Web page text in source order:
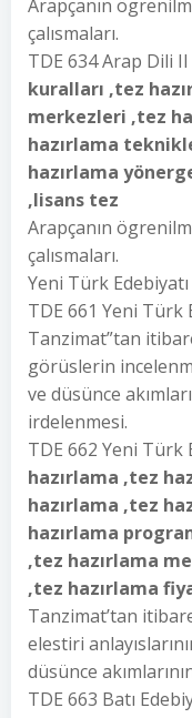
Arapçanın
çalısmaları.
TDE 634 Arap Dili II
kuralları ,tez
merkezleri ,tez
hazırlama
hazırlama
,lisans tez
Arapçanın
çalısmaları.
Yeni Türk
TDE 661 Yeni Türk
Tanzimat”tan
görüslerin
ve düsünce
irdelenmesi.
TDE 662 Yeni Türk
hazırlama ,tez
hazırlama ,tez
hazırlama
,tez hazırlama
,tez hazırlama
Tanzimat’tan
elestiri
düsünce
TDE 663 Batı